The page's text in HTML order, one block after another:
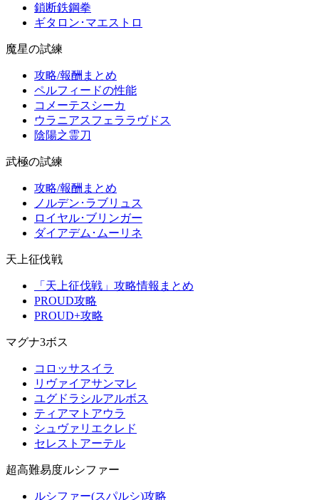
鎖断鉄鋼拳
ギタロン･マエストロ
魔星の試練
攻略/報酬まとめ
ペルフィードの性能
コメーテスシーカ
ウラニアスフェララヴドス
陰陽之霊刀
武極の試練
攻略/報酬まとめ
ノルデン･ラブリュス
ロイヤル･ブリンガー
ダイアデム･ムーリネ
天上征伐戦
「天上征伐戦」攻略情報まとめ
PROUD攻略
PROUD+攻略
マグナ3ボス
コロッサスイラ
リヴァイアサンマレ
ユグドラシルアルボス
ティアマトアウラ
シュヴァリエクレド
セレストアーテル
超高難易度ルシファー
ルシファー(スパルシ)攻略